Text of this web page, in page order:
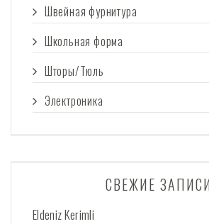
Швейная фурнитура
Школьная форма
Шторы/Тюль
Электроника
СВЕЖИЕ
Eldeniz Kerimli